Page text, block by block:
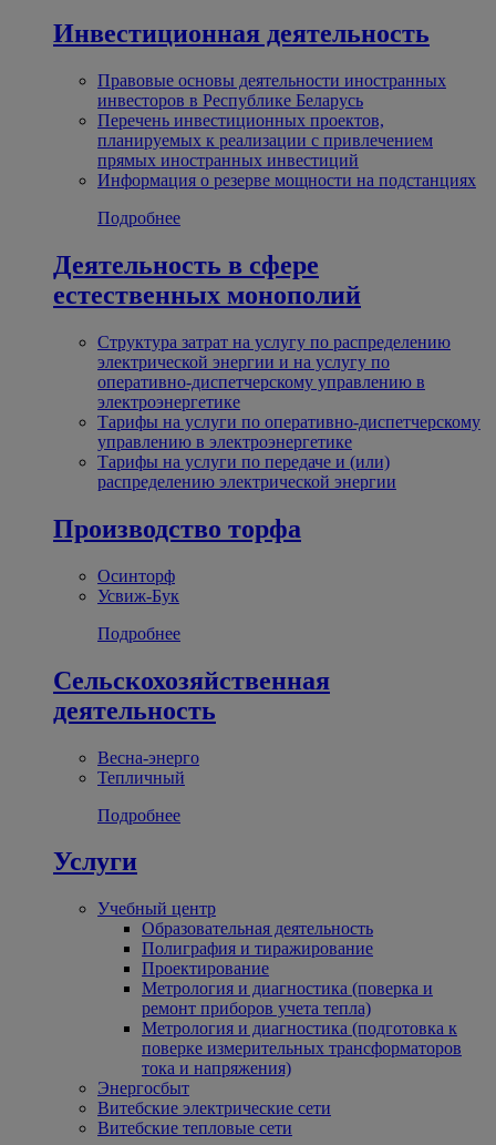
Инвестиционная деятельность
Правовые основы деятельности иностранных
инвесторов в Республике Беларусь
Перечень инвестиционных проектов,
планируемых к реализации с привлечением
прямых иностранных инвестиций
Информация о резерве мощности на подстанциях
Подробнее
Деятельность в сфере
естественных монополий
Структура затрат на услугу по распределению
электрической энергии и на услугу по
оперативно-диспетчерскому управлению в
электроэнергетике
Тарифы на услуги по оперативно-диспетчерскому
управлению в электроэнергетике
Тарифы на услуги по передаче и (или)
распределению электрической энергии
Производство торфа
Осинторф
Усвиж-Бук
Подробнее
Сельскохозяйственная
деятельность
Весна-энерго
Тепличный
Подробнее
Услуги
Учебный центр
Образовательная деятельность
Полиграфия и тиражирование
Проектирование
Метрология и диагностика (поверка и
ремонт приборов учета тепла)
Метрология и диагностика (подготовка к
поверке измерительных трансформаторов
тока и напряжения)
Энергосбыт
Витебские электрические сети
Витебские тепловые сети